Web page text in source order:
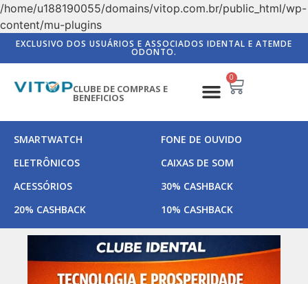
/home/u188190055/domains/vitop.com.br/public_html/wp-
content/mu-plugins
EXCLUSIVO DOS USUÁRIOS E ASSOCIADOS IDENTAL E ATEMDE
ODONTO.
CLUBE DE COMPRAS E
BENEFICIOS
0
SMARTWATCH
FONE DE OUVIDO
ELETRÔNICOS
CAIXAS DE SOM
ACESSÓRIOS
30% CASHBACK
20% CASHBACK
10% CASHBACK